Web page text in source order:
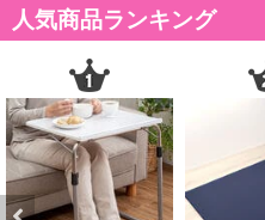
人気商品ランキング